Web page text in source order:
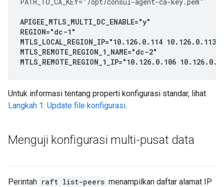
APIGEE_MTLS_MULTI_DC_ENABLE="y"
REGION="dc-1"
MTLS_LOCAL_REGION_IP="10.126.0.114
MTLS_REMOTE_REGION_1_NAME="dc-2"
MTLS_REMOTE_REGION_1_IP="10.126.0.106
Untuk informasi tentang properti konfigurasi standar, lihat
Langkah 1: Update file konfigurasi.
Menguji konfigurasi multi-pusat data
Perintah raft list-peers menampilkan daftar alamat IP